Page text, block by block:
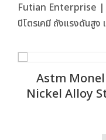
Futian Enterprise |
ปิโตรเคมี ถังแรงดันสูง
Astm Monel
Nickel Alloy